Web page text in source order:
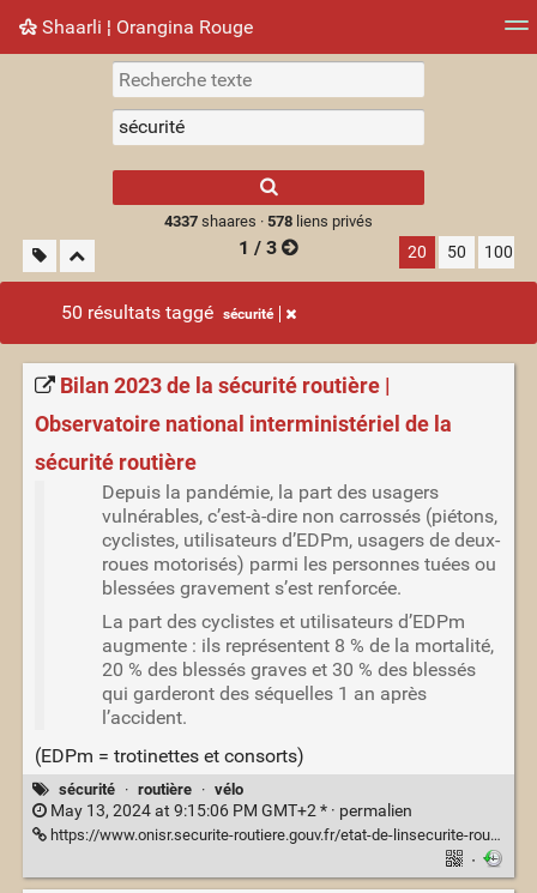
Shaarli ¦ Orangina Rouge
Nuage de tags Mur d'images
results.
4337shaares · 578liens privés
1 / 3 20 50 100
50 résultats taggé sécurité
Bilan 2023 de la sécurité routière |
Observatoire national interministériel de la
sécurité routière
Depuis la pandémie, la part des usagers
vulnérables, c’est-à-dire non carrossés (piétons,
cyclistes, utilisateurs d’EDPm, usagers de deux-
roues motorisés) parmi les personnes tuées ou
blessées gravement s’est renforcée.
La part des cyclistes et utilisateurs d’EDPm
augmente : ils représentent 8 % de la mortalité,
20 % des blessés graves et 30 % des blessés
qui garderont des séquelles 1 an après
l’accident.
(EDPm = trotinettes et consorts)
sécurité · routière · vélo
May 13, 2024 at 9:15:06 PM GMT+2 * · permalien
https://www.onisr.securite-routiere.gouv.fr/etat-de-linsecurite-routiere/bilans-annuels-de-la-securite-routiere/bilan-2023-de-la-securite-routiere
·